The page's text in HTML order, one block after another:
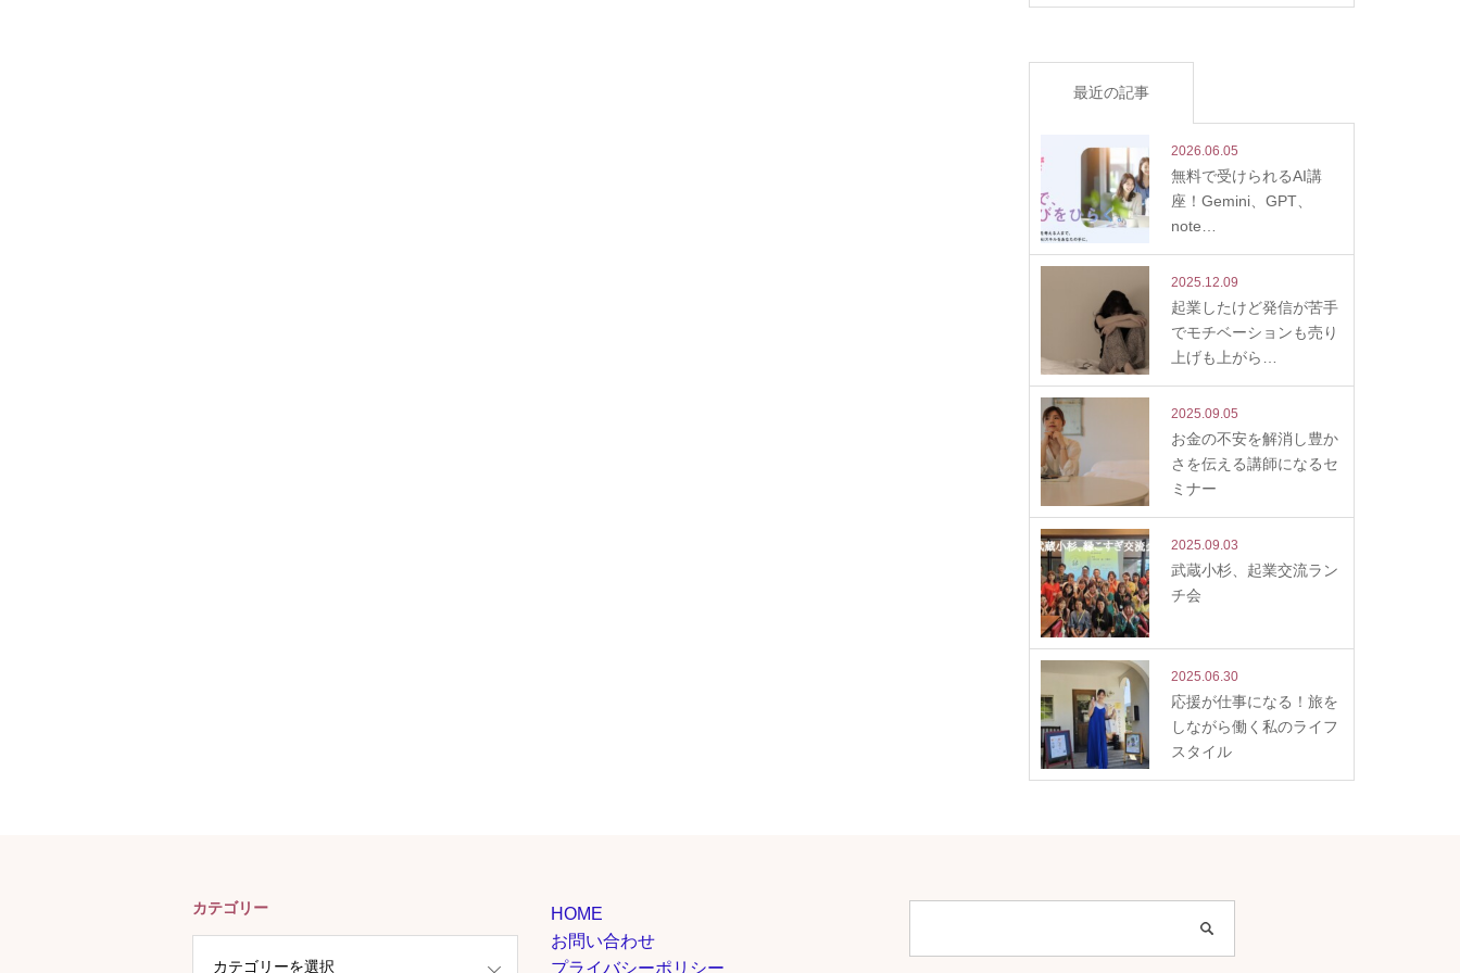
最近の記事
2026.06.05
無料で受けられるAI講
座！Gemini、GPT、
note…
2025.12.09
起業したけど発信が苦手
でモチベーションも売り
上げも上がら…
2025.09.05
お金の不安を解消し豊か
さを伝える講師になるセ
ミナー
2025.09.03
武蔵小杉、起業交流ラン
チ会
2025.06.30
応援が仕事になる！旅を
しながら働く私のライフ
スタイル
カテゴリー
HOME
お問い合わせ
プライバシーポリシー